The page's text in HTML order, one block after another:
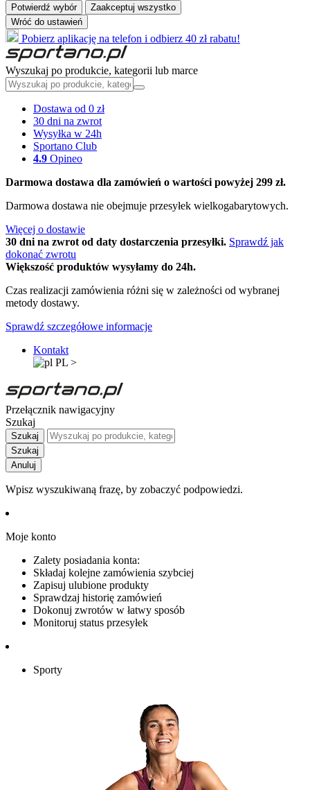
Potwierdź wybór
Zaakceptuj wszystko
Wróć do ustawień
Pobierz aplikację na telefon i odbierz 40 zł rabatu!
Wyszukaj po produkcie, kategorii lub marce
Dostawa od 0 zł
30 dni na zwrot
Wysyłka w 24h
Sportano Club
4.9 Opineo
Darmowa dostawa dla zamówień o wartości powyżej 299 zł.
Darmowa dostawa nie obejmuje przesyłek wielkogabarytowych.
Więcej o dostawie
30 dni na zwrot od daty dostarczenia przesyłki. Sprawdź jak
dokonać zwrotu
Większość produktów wysyłamy do 24h.
Czas realizacji zamówienia różni się w zależności od wybranej
metody dostawy.
Sprawdź szczegółowe informacje
Kontakt
PL >
Przełącznik nawigacyjny
Szukaj
Szukaj
Szukaj
Anuluj
Wpisz wyszukiwaną frazę, by zobaczyć podpowiedzi.
Moje konto
Zalety posiadania konta:
Składaj kolejne zamówienia szybciej
Zapisuj ulubione produkty
Sprawdzaj historię zamówień
Dokonuj zwrotów w łatwy sposób
Monitoruj status przesyłek
Sporty